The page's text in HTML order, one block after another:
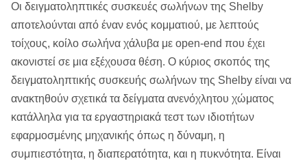
Οι δειγματοληπτικές συσκευές σωλήνων της Shelby
αποτελούνται από έναν ενός κομματιού, με λεπτούς
τοίχους, κοίλο σωλήνα χάλυβα με open-end που έχει
ακονιστεί σε μια εξέχουσα θέση. Ο κύριος σκοπός της
δειγματοληπτικής συσκευής σωλήνων της Shelby είναι να
ανακτηθούν σχετικά τα δείγματα ανενόχλητου χώματος
κατάλληλα για τα εργαστηριακά τεστ των ιδιοτήτων
εφαρμοσμένης μηχανικής όπως η δύναμη, η
συμπιεστότητα, η διαπερατότητα, και η πυκνότητα. Είναι